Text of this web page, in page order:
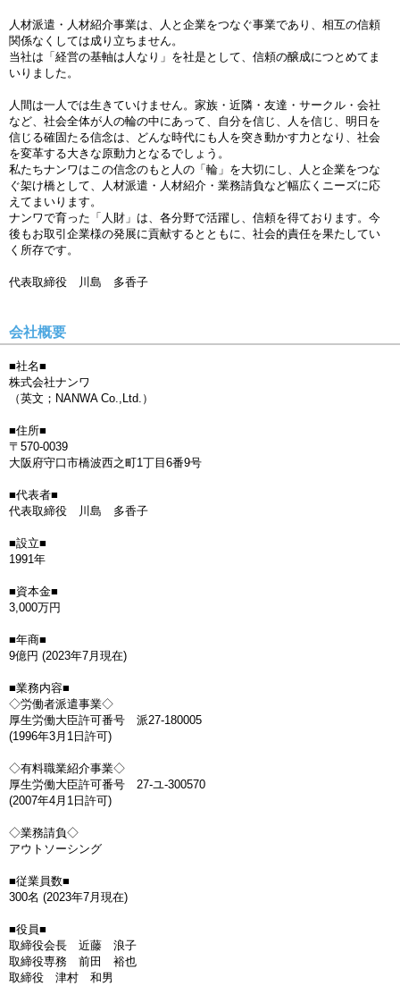
人材派遣・人材紹介事業は、人と企業をつなぐ事業であり、相互の信頼
関係なくしては成り立ちません。
当社は「経営の基軸は人なり」を社是として、信頼の醸成につとめてま
いりました。
人間は一人では生きていけません。家族・近隣・友達・サークル・会社
など、社会全体が人の輪の中にあって、自分を信じ、人を信じ、明日を
信じる確固たる信念は、どんな時代にも人を突き動かす力となり、社会
を変革する大きな原動力となるでしょう。
私たちナンワはこの信念のもと人の「輪」を大切にし、人と企業をつな
ぐ架け橋として、人材派遣・人材紹介・業務請負など幅広くニーズに応
えてまいります。
ナンワで育った「人財」は、各分野で活躍し、信頼を得ております。今
後もお取引企業様の発展に貢献するとともに、社会的責任を果たしてい
く所存です。
代表取締役 川島 多香子
会社概要
■社名■
株式会社ナンワ
（英文；NANWA Co.,Ltd.）
■住所■
〒570-0039
大阪府守口市橋波西之町1丁目6番9号
■代表者■
代表取締役 川島 多香子
■設立■
1991年
■資本金■
3,000万円
■年商■
9億円 (2023年7月現在)
■業務内容■
◇労働者派遣事業◇
厚生労働大臣許可番号 派27-180005
(1996年3月1日許可)
◇有料職業紹介事業◇
厚生労働大臣許可番号 27-ユ-300570
(2007年4月1日許可)
◇業務請負◇
アウトソーシング
■従業員数■
300名 (2023年7月現在)
■役員■
取締役会長 近藤 浪子
取締役専務 前田 裕也
取締役 津村 和男